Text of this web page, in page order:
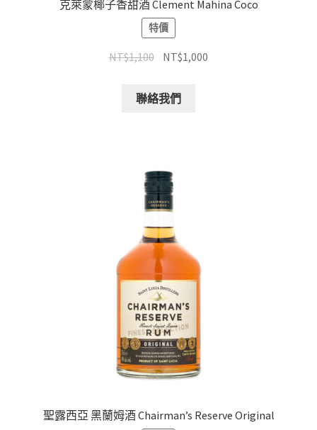
克萊蒙椰子香甜酒 Clement Mahina Coco
特價
NT$1,100 NT$1,000
聯絡我們
聖露西亞 黑蘭姆酒 Chairman’s Reserve Original